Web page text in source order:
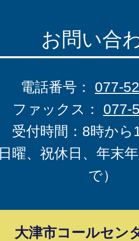
お問い合
電話番号： 077-
ファックス： 077-
受付時間：8時から
日曜、祝休日、年末
で）
大津市コールセン